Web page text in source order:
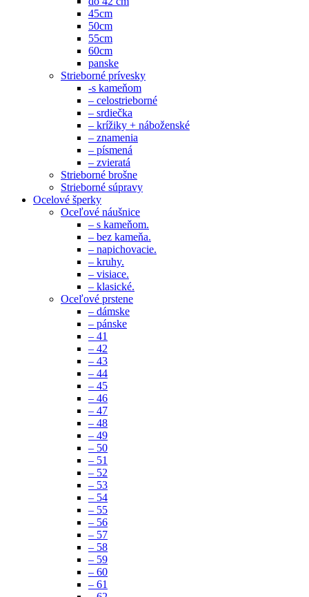
45cm
50cm
55cm
60cm
panske
Strieborné prívesky
-s kameňom
– celostrieborné
– srdiečka
– krížiky + náboženské
– znamenia
– písmená
– zvieratá
Strieborné brošne
Strieborné súpravy
Ocelové šperky
Oceľové náušnice
– s kameňom.
– bez kameňa.
– napichovacie.
– kruhy.
– visiace.
– klasické.
Oceľové prstene
– dámske
– pánske
– 41
– 42
– 43
– 44
– 45
– 46
– 47
– 48
– 49
– 50
– 51
– 52
– 53
– 54
– 55
– 56
– 57
– 58
– 59
– 60
– 61